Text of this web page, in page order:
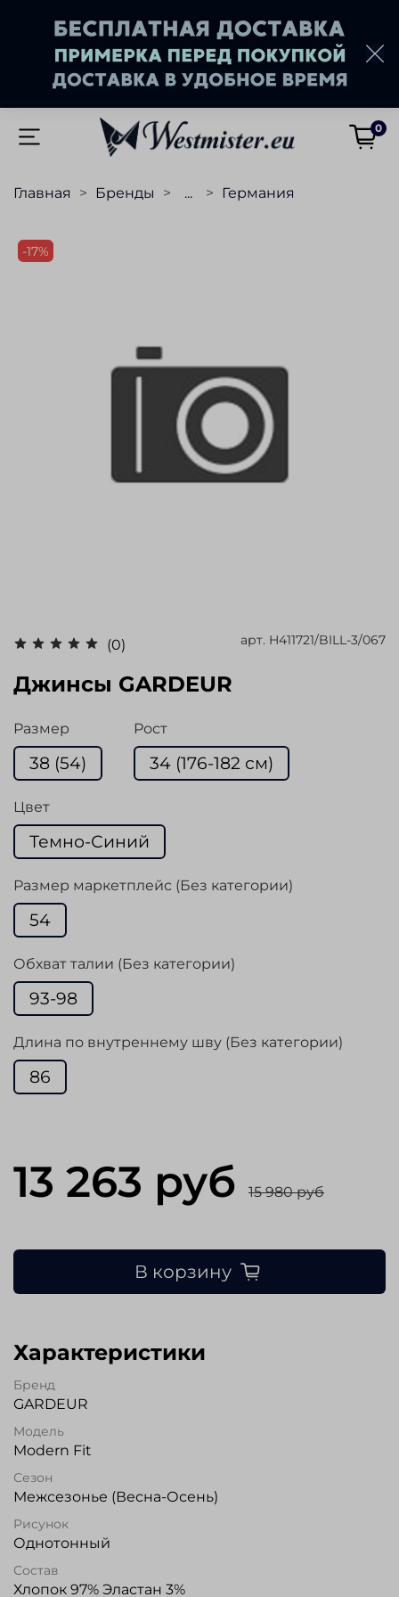
0
Главная Бренды ... Германия
-17%
(0) арт. H411721/BILL-3/067
Джинсы GARDEUR
Размер
38 (54)
Рост
34 (176-182 см)
Цвет
Темно-Синий
Размер маркетплейс (Без категории)
54
Обхват талии (Без категории)
93-98
Длина по внутреннему шву (Без категории)
86
13 263 руб 15 980 руб
В корзину
Характеристики
Бренд
GARDEUR
Модель
Modern Fit
Сезон
Межсезонье (Весна-Осень)
Рисунок
Однотонный
Состав
Хлопок 97% Эластан 3%